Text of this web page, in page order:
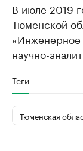
В июле 2019
Тюменской
«Инженерное
научно-
Теги
Тюменская